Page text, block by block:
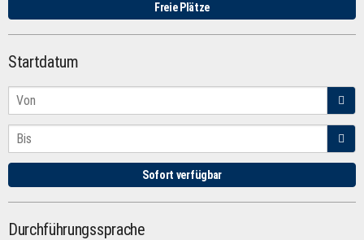
Freie Plätze
Startdatum
Sofort verfügbar
Durchführungssprache